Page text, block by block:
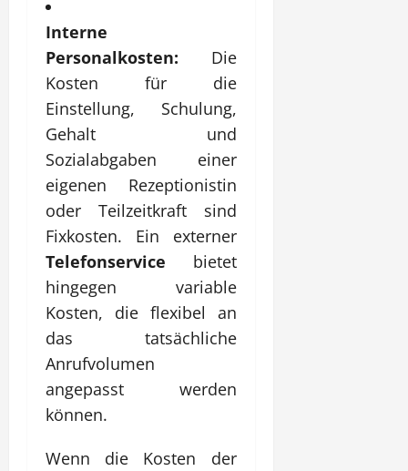
Interne
Personalkosten: Die
Kosten für die
Einstellung, Schulung,
Gehalt und
Sozialabgaben einer
eigenen Rezeptionistin
oder Teilzeitkraft sind
Fixkosten. Ein externer
Telefonservice bietet
hingegen variable
Kosten, die flexibel an
das tatsächliche
Anrufvolumen
angepasst werden
können.
Wenn die Kosten der